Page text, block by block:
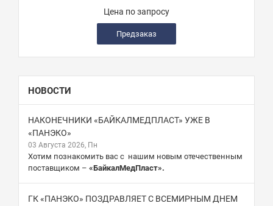
Цена по запросу
Предзаказ
НОВОСТИ
НАКОНЕЧНИКИ «БАЙКАЛМЕДПЛАСТ» УЖЕ В
«ПАНЭКО»
03 Августа 2026, Пн
Хотим познакомить вас с нашим новым отечественным
поставщиком – «БайкалМедПласт».
ГК «ПАНЭКО» ПОЗДРАВЛЯЕТ С ВСЕМИРНЫМ ДНЕМ